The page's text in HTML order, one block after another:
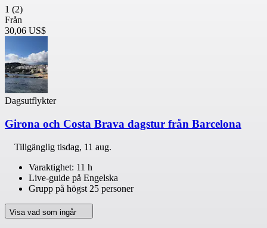
1 (2)
Från
30,06 US$
Dagsutflykter
Girona och Costa Brava dagstur från Barcelona
Tillgänglig tisdag, 11 aug.
Varaktighet: 11 h
Live-guide på Engelska
Grupp på högst 25 personer
Visa vad som ingår